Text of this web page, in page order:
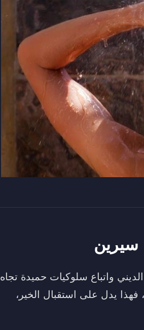
سيرين
واتباع سلوكيات حميدة تجاه
يدل على استقبال الخير،